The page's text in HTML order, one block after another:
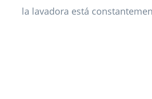
la lavadora está